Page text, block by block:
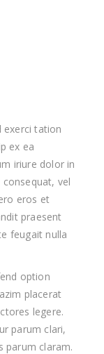
exerci tation
ex ea
iriure dolor in
vel
eros et
praesent
feugait nulla
option
placerat
legere.
parum clari,
parum claram.